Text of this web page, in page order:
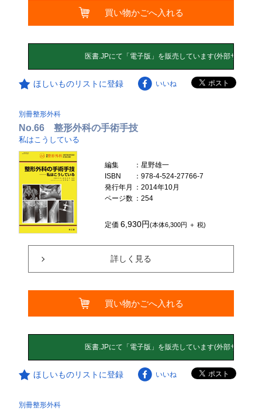
買い物かごへ入れる
ほしいものリストに登録 いいね
別冊整形外科
No.66 整形外科の手術手技
私はこうしている
編集
：星野雄一
ISBN
：978-4-524-27766-7
発行年月
：2014年10月
ページ数 ：254
定価6,930円(本体6,300円 ＋ 税)
詳しく見る
買い物かごへ入れる
ほしいものリストに登録 いいね
別冊整形外科